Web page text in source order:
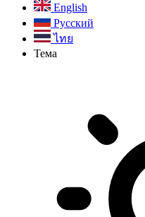
English
Русский
ไทย
Тема